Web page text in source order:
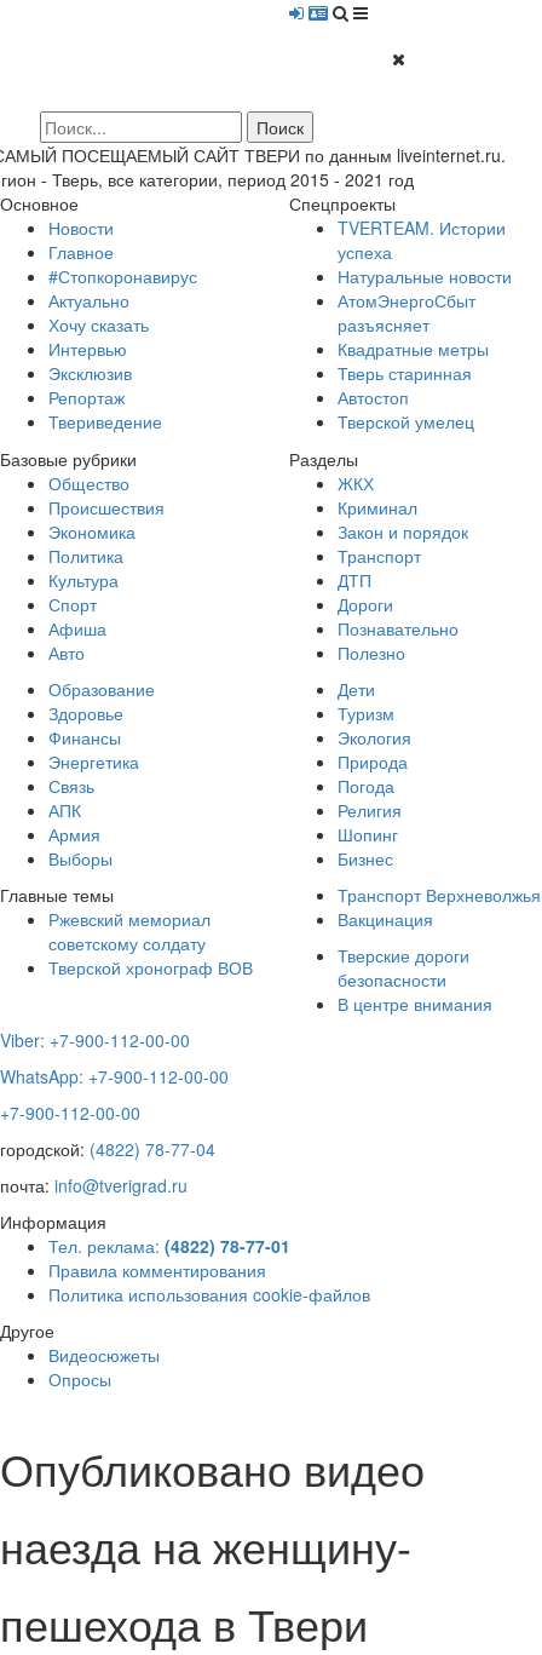
ПОСЕЩАЕМЫЙ САЙТ ТВЕРИ по данным liveinternet.ru.
- Тверь, все категории, период 2015 - 2021 год
Основное
Новости
Главное
#Стопкоронавирус
Актуально
Хочу сказать
Интервью
Эксклюзив
Репортаж
Твериведение
Спецпроекты
TVERTEAM. Истории
успеха
Натуральные новости
АтомЭнергоСбыт
разъясняет
Квадратные метры
Тверь старинная
Автостоп
Тверской умелец
Базовые рубрики
Общество
Происшествия
Экономика
Политика
Культура
Спорт
Афиша
Авто
Разделы
ЖКХ
Криминал
Закон и порядок
Транспорт
ДТП
Дороги
Познавательно
Полезно
Образование
Здоровье
Финансы
Энергетика
Связь
АПК
Армия
Выборы
Дети
Туризм
Экология
Природа
Погода
Религия
Шопинг
Бизнес
Главные темы
Ржевский мемориал
советскому солдату
Тверской хронограф ВОВ
Транспорт Верхневолжья
Вакцинация
Тверские дороги
безопасности
В центре внимания
Viber: +7-900-112-00-00
WhatsApp: +7-900-112-00-00
+7-900-112-00-00
городской: (4822) 78-77-04
почта: info@tverigrad.ru
Информация
Тел. реклама: (4822) 78-77-01
Правила комментирования
Политика использования cookie-файлов
Другое
Видеосюжеты
Опросы
Опубликовано видео
наезда на женщину-
пешехода в Твери